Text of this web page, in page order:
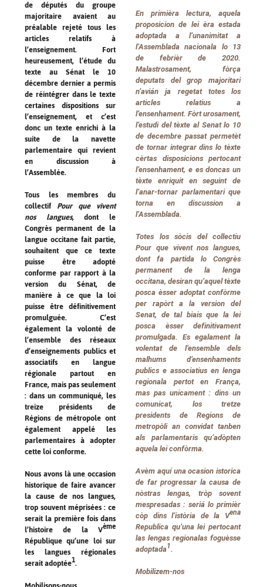
de députés du groupe
majoritaire avaient au
préalable rejeté tous les
articles relatifs à
l’enseignement. Fort
heureusement, l’étude du
texte au Sénat le 10
décembre dernier a permis
de réintégrer dans le texte
certaines dispositions sur
l’enseignement, et c’est
donc un texte enrichi à la
suite de la navette
parlementaire qui revient
en discussion à
l’Assemblée.
Tous les membres du
collectif Pour que vivent
nos langues, dont le
Congrès permanent de la
langue occitane fait partie,
souhaitent que ce texte
puisse être adopté
conforme par rapport à la
version du Sénat, de
manière à ce que la loi
puisse être définitivement
promulguée. C’est
également la volonté de
l’ensemble des réseaux
d’enseignements publics et
associatifs en langue
régionale partout en
France, mais pas seulement
: dans un communiqué, les
treize présidents de
Régions de métropole ont
également appelé les
parlementaires à adopter
cette loi conforme.
Nous avons là une occasion
historique de faire avancer
la cause de nos langues,
trop souvent méprisées : ce
serait la première fois dans
l’histoire de la Vème
République qu’une loi sur
les langues régionales
serait adoptée1.
En primièra lectura, aquela
proposicion de lei èra estada
adoptada a l’unanimitat a
l’Assemblada nacionala lo 13
de febrièr de 2020.
Malastrosament, fòrça
deputats del grop majoritari
n’avián ja regetat totes los
articles relatius a
l’ensenhament. Fòrt urosament,
l’estudi del tèxte al Senat lo 10
de decembre passat permetèt
de tornar integrar dins lo tèxte
cèrtas disposicions pertocant
l’ensenhament, e es doncas un
tèxte enriquit en seguint de
l’anar-tornar parlamentari que
torna en discussion a
l’Assemblada.
Totes los sòcis del collectiu
Pour que vivent nos langues,
dont fa partida lo Congrès
permanent de la lenga
occitana, desiran qu’aquel tèxte
posca èsser adoptat confòrme
per rapòrt a la version del
Senat, de tal biais que la lei
posca èsser definitivament
promulgada. Es egalament la
volentat de l’ensemble dels
malhums d’ensenhaments
publics e associatius en lenga
regionala pertot en França,
mas pas unicament : dins un
comunicat, los tretze
presidents de Regions de
metropòli an convidat tanben
als parlamentaris qu’adòpten
aquela lei confòrma.
Avèm aquí una ocasion istorica
de far progressar la causa de
nòstras lengas, tròp sovent
mespresadas : seriá lo primièr
còp dins l’istòria de la Vena
Republica qu’una lei pertocant
las lengas regionalas foguèsse
adoptada1.
Mobilizem-nos